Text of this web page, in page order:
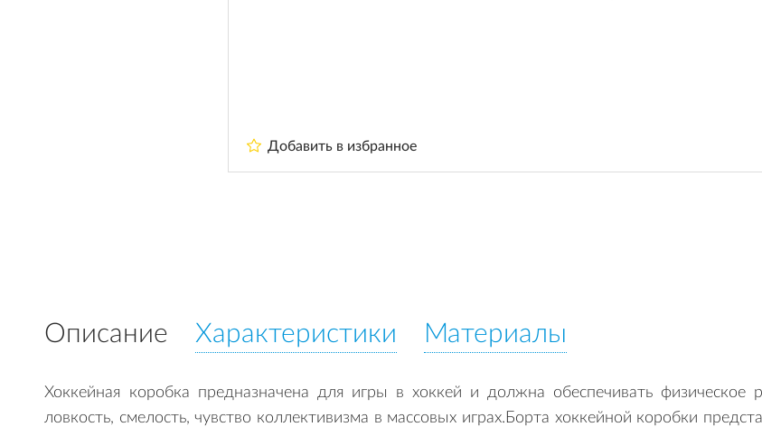
Добавить в избранное
Описание Характеристики Материалы
Хоккейная коробка предназначена для игры в хоккей и должна обеспечивать физическое
ловкость, смелость, чувство коллективизма в массовых играх.Борта хоккейной коробки